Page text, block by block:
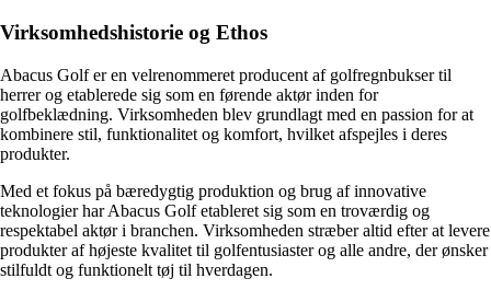
Virksomhedshistorie og Ethos
Abacus Golf er en velrenommeret producent af golfregnbukser til
herrer og etablerede sig som en førende aktør inden for
golfbeklædning. Virksomheden blev grundlagt med en passion for at
kombinere stil, funktionalitet og komfort, hvilket afspejles i deres
produkter.
Med et fokus på bæredygtig produktion og brug af innovative
teknologier har Abacus Golf etableret sig som en troværdig og
respektabel aktør i branchen. Virksomheden stræber altid efter at levere
produkter af højeste kvalitet til golfentusiaster og alle andre, der ønsker
stilfuldt og funktionelt tøj til hverdagen.